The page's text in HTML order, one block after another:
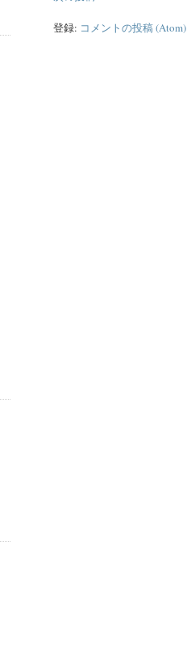
登録: コメントの投稿 (Atom)